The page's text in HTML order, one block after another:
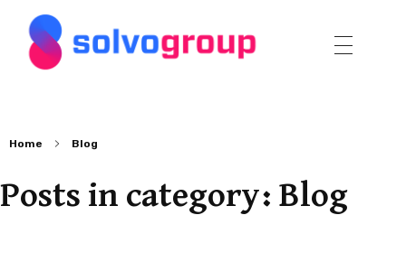
Home Blog
Posts in category: Blog